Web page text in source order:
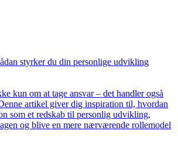
styrker du din personlige udvikling
kun om at tage ansvar – det handler også
artikel giver dig inspiration til, hvordan
som et redskab til personlig udvikling,
og blive en mere nærværende rollemodel